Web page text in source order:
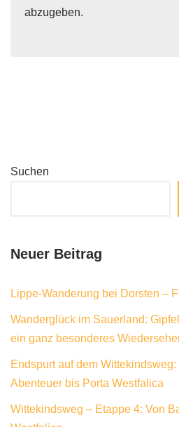
abzugeben.
Suchen
Neuer Beitrag
Lippe-Wanderung bei Dorsten –
Wanderglück im Sauerland:
ein ganz besonderes
Endspurt auf dem
Abenteuer bis Porta Westfalica
Wittekindsweg – Etappe 4: Von